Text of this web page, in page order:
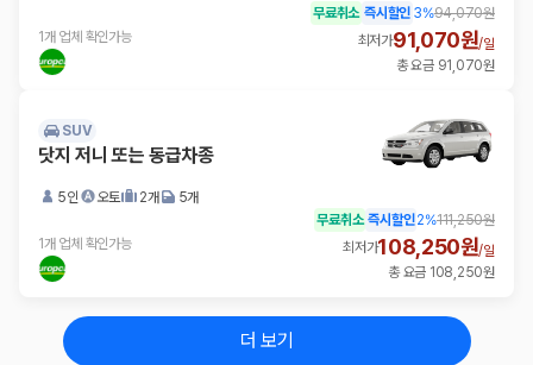
1개 업체 확인가능
무료취소 즉시할인 3%94,070원
최저가91,070원/일
총 요금 91,070원
SUV
닷지 저니 또는 동급차종
5인 오토 2개 5개
1개 업체 확인가능
무료취소 즉시할인2%111,250원
최저가108,250원/일
총 요금 108,250원
더 보기